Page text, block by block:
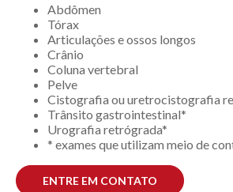
Abdômen
Tórax
Articulações e ossos longos
Crânio
Coluna vertebral
Pelve
Cistografia ou uretrocistografia
Trânsito gastrointestinal*
Urografia retrógrada*
* exames que utilizam meio de
ENTRE EM CONTATO